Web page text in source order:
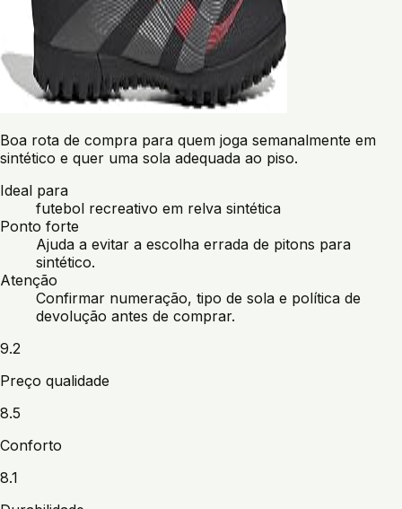
Boa rota de compra para quem joga semanalmente em
sintético e quer uma sola adequada ao piso.
Ideal para
futebol recreativo em relva sintética
Ponto forte
Ajuda a evitar a escolha errada de pitons para
sintético.
Atenção
Confirmar numeração, tipo de sola e política de
devolução antes de comprar.
9.2
Preço qualidade
8.5
Conforto
8.1